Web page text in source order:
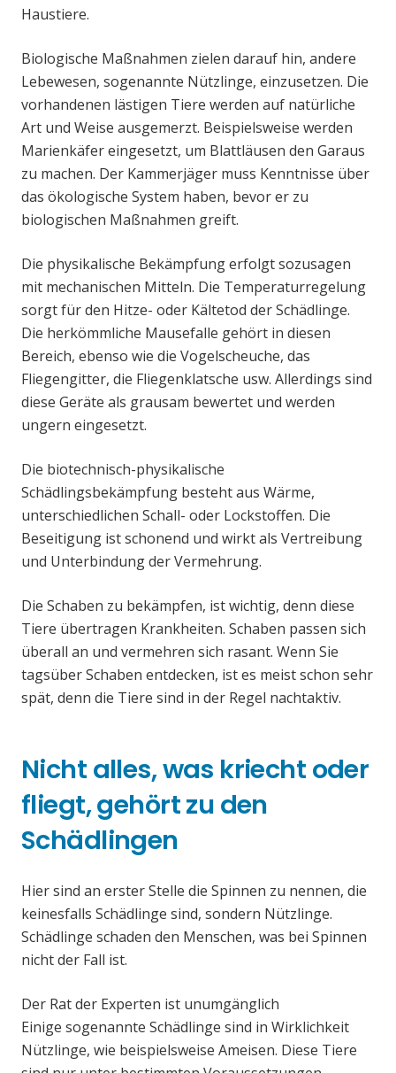
Haustiere.
Biologische Maßnahmen zielen darauf hin, andere
Lebewesen, sogenannte Nützlinge, einzusetzen. Die
vorhandenen lästigen Tiere werden auf natürliche
Art und Weise ausgemerzt. Beispielsweise werden
Marienkäfer eingesetzt, um Blattläusen den Garaus
zu machen. Der Kammerjäger muss Kenntnisse über
das ökologische System haben, bevor er zu
biologischen Maßnahmen greift.
Die physikalische Bekämpfung erfolgt sozusagen
mit mechanischen Mitteln. Die Temperaturregelung
sorgt für den Hitze- oder Kältetod der Schädlinge.
Die herkömmliche Mausefalle gehört in diesen
Bereich, ebenso wie die Vogelscheuche, das
Fliegengitter, die Fliegenklatsche usw. Allerdings sind
diese Geräte als grausam bewertet und werden
ungern eingesetzt.
Die biotechnisch-physikalische
Schädlingsbekämpfung besteht aus Wärme,
unterschiedlichen Schall- oder Lockstoffen. Die
Beseitigung ist schonend und wirkt als Vertreibung
und Unterbindung der Vermehrung.
Die Schaben zu bekämpfen, ist wichtig, denn diese
Tiere übertragen Krankheiten. Schaben passen sich
überall an und vermehren sich rasant. Wenn Sie
tagsüber Schaben entdecken, ist es meist schon sehr
spät, denn die Tiere sind in der Regel nachtaktiv.
Nicht alles, was kriecht oder
fliegt, gehört zu den
Schädlingen
Hier sind an erster Stelle die Spinnen zu nennen, die
keinesfalls Schädlinge sind, sondern Nützlinge.
Schädlinge schaden den Menschen, was bei Spinnen
nicht der Fall ist.
Der Rat der Experten ist unumgänglich
Einige sogenannte Schädlinge sind in Wirklichkeit
Nützlinge, wie beispielsweise Ameisen. Diese Tiere